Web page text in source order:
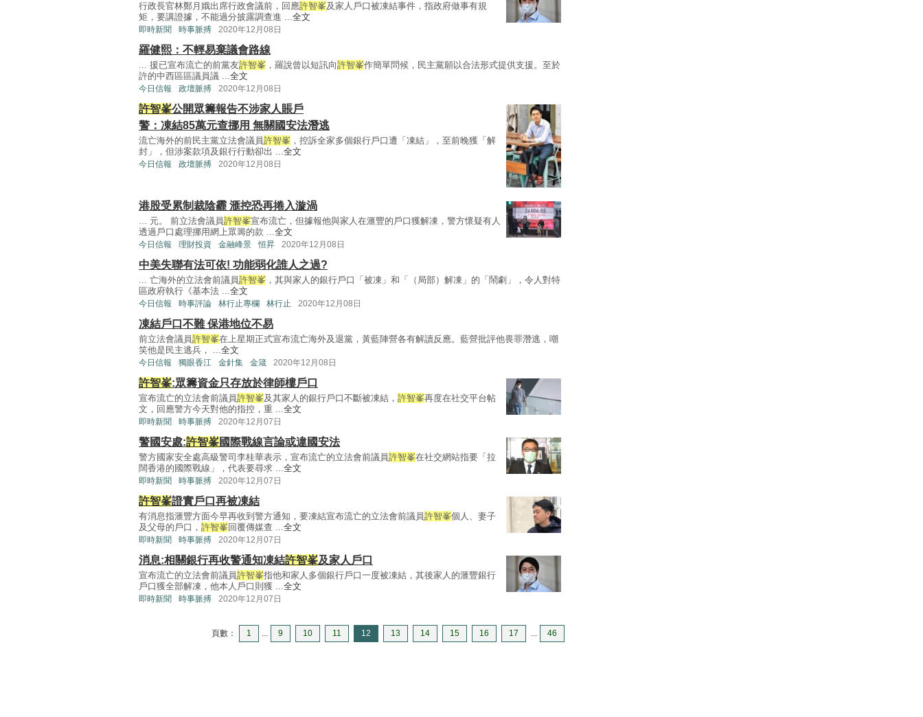
行政長官林鄭月娥出席行政會議前，回應許智峯及家人戶口被凍結事件，指政府做事有規
矩，要講證據，不能過分披露調查進 ...全文
即時新聞 時事脈搏 2020年12月08日
羅健熙：不輕易棄議會路線
... 援已宣布流亡的前黨友許智峯 ，羅說曾以短訊向許智峯作簡單問候，民主黨願以合法形式提供支援。至於
許的中西區區議員議 ...全文
今日信報 政壇脈搏 2020年12月08日
許智峯公開眾籌報告不涉家人賬戶
警：凍結85萬元查挪用 無關國安法潛逃
流亡海外的前民主黨立法會議員許智峯 ，控訴全家多個銀行戶口遭「凍結」，至前晚獲「解
封」，但涉案款項及銀行行動卻出 ...全文
今日信報 政壇脈搏 2020年12月08日
港股受累制裁陰霾 滙控恐再捲入漩渦
... 元。 前立法會議員許智峯宣布流亡，但據報他與家人在滙豐的戶口獲解凍，警方懷疑有人
透過戶口處理挪用網上眾籌的款 ...全文
今日信報 理財投資 金融峰景 恒昇 2020年12月08日
中美失聯有法可依! 功能弱化誰人之過?
... 亡海外的立法會前議員許智峯 ，其與家人的銀行戶口「被凍」和「（局部）解凍」的「鬧劇」，令人對特
區政府執行《基本法 ...全文
今日信報 時事評論 林行止專欄 林行止 2020年12月08日
凍結戶口不難 保港地位不易
前立法會議員許智峯在上星期正式宣布流亡海外及退黨，黃藍陣營各有解讀反應。藍營批評他畏罪潛逃，嘲
笑他是民主逃兵， ...全文
今日信報 獨眼香江 金針集 金箴 2020年12月08日
許智峯:眾籌資金只存放於律師樓戶口
宣布流亡的立法會前議員許智峯及其家人的銀行戶口不斷被凍結， 許智峯再度在社交平台帖
文，回應警方今天對他的指控，重 ...全文
即時新聞 時事脈搏 2020年12月07日
警國安處:許智峯國際戰線言論或違國安法
警方國家安全處高級警司李桂華表示，宣布流亡的立法會前議員許智峯在社交網站指要「拉
闊香港的國際戰線」，代表要尋求 ...全文
即時新聞 時事脈搏 2020年12月07日
許智峯證實戶口再被凍結
有消息指滙豐方面今早再收到警方通知，要凍結宣布流亡的立法會前議員許智峯個人、妻子
及父母的戶口， 許智峯 回覆傳媒查 ...全文
即時新聞 時事脈搏 2020年12月07日
消息:相關銀行再收警通知凍結許智峯及家人戶口
宣布流亡的立法會前議員許智峯指他和家人多個銀行戶口一度被凍結，其後家人的滙豐銀行
戶口獲全部解凍，他本人戶口則獲 ...全文
即時新聞 時事脈搏 2020年12月07日
頁數： 1 ... 9 10 11 12 13 14 15 16 17 ... 46